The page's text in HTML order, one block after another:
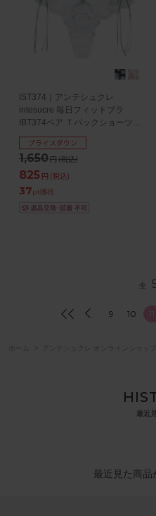
IST374｜アンテシュクレ
intesucre 毎日フィットブラ
IBT374ペア Ｔバックショーツ
S/M/L
1,650円(税込)
プライスダウン
825 円 (税込)
37pt獲得
全
9 10 11
最近
最近見た商品